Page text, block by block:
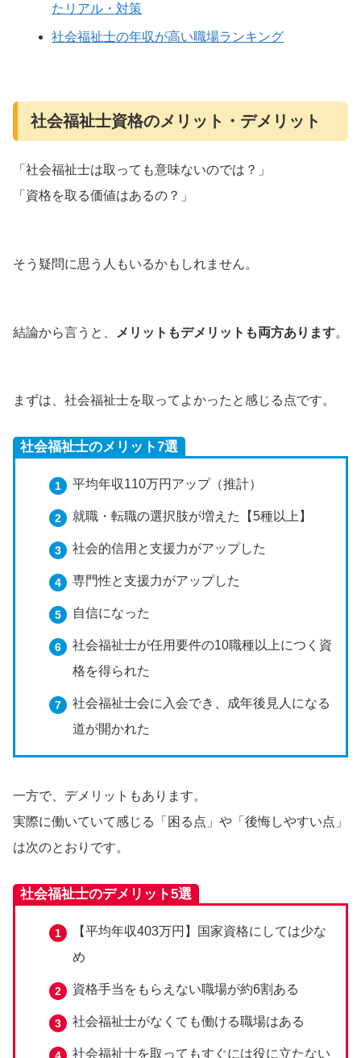
たリアル・対策
社会福祉士の年収が高い職場ランキング
社会福祉士資格のメリット・デメリット
「社会福祉士は取っても意味ないのでは？」
「資格を取る価値はあるの？」
そう疑問に思う人もいるかもしれません。
結論から言うと、 メリットもデメリットも両方あります。
まずは、社会福祉士を取ってよかったと感じる点です。
社会福祉士のメリット7選
平均年収110万円アップ（推計）
就職・転職の選択肢が増えた【5種以上】
社会的信用と支援力がアップした
専門性と支援力がアップした
自信になった
社会福祉士が任用要件の10職種以上につく資
格を得られた
社会福祉士会に入会でき、成年後見人になる
道が開かれた
一方で、デメリットもあります。
実際に働いていて感じる「困る点」や「後悔しやすい点」
は次のとおりです。
社会福祉士のデメリット5選
【平均年収403万円】国家資格にしては少な
め
資格手当をもらえない職場が約6割ある
社会福祉士がなくても働ける職場はある
社会福祉士を取ってもすぐには役に立たない